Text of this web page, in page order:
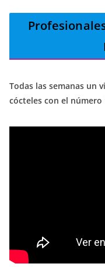
Todas las semanas un
cócteles con el número